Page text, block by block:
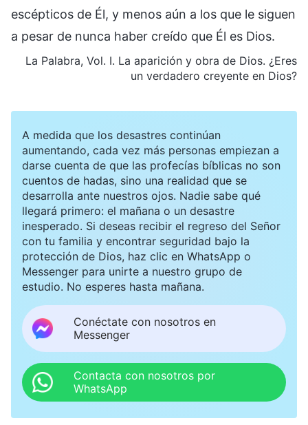
escépticos de Él, y menos aún a los que le siguen
a pesar de nunca haber creído que Él es Dios.
La Palabra, Vol. I. La aparición y obra de Dios. ¿Eres
un verdadero creyente en Dios?
A medida que los desastres continúan
aumentando, cada vez más personas empiezan a
darse cuenta de que las profecías bíblicas no son
cuentos de hadas, sino una realidad que se
desarrolla ante nuestros ojos. Nadie sabe qué
llegará primero: el mañana o un desastre
inesperado. Si deseas recibir el regreso del Señor
con tu familia y encontrar seguridad bajo la
protección de Dios, haz clic en WhatsApp o
Messenger para unirte a nuestro grupo de
estudio. No esperes hasta mañana.
Conéctate con nosotros en
Messenger
Contacta con nosotros por
WhatsApp